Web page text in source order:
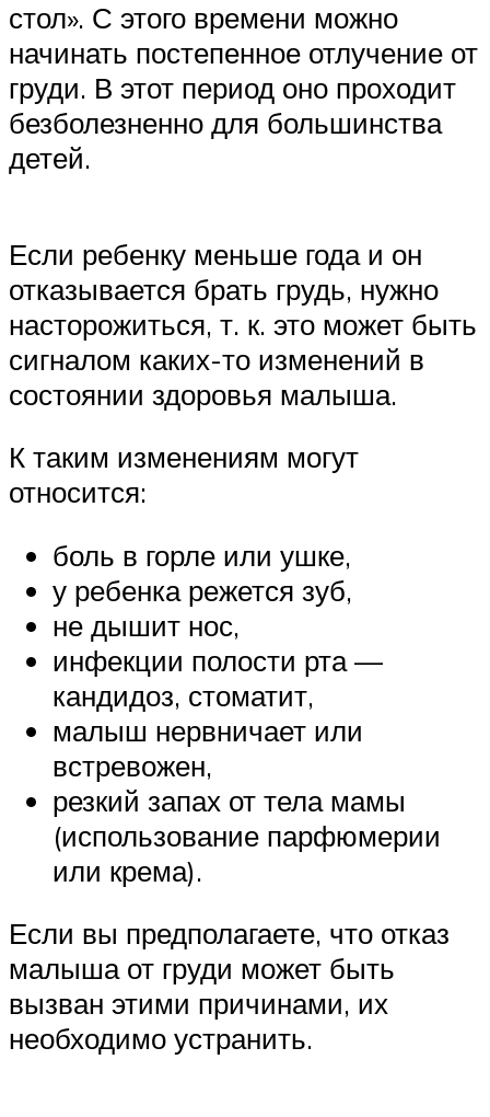
стол». С этого времени можно
начинать постепенное отлучение от
груди. В этот период оно проходит
безболезненно для большинства
детей.
Если ребенку меньше года и он
отказывается брать грудь, нужно
насторожиться, т. к. это может быть
сигналом каких-то изменений в
состоянии здоровья малыша.
К таким изменениям могут
относится:
боль в горле или ушке,
у ребенка режется зуб,
не дышит нос,
инфекции полости рта —
кандидоз, стоматит,
малыш нервничает или
встревожен,
резкий запах от тела мамы
(использование парфюмерии
или крема).
Если вы предполагаете, что отказ
малыша от груди может быть
вызван этими причинами, их
необходимо устранить.